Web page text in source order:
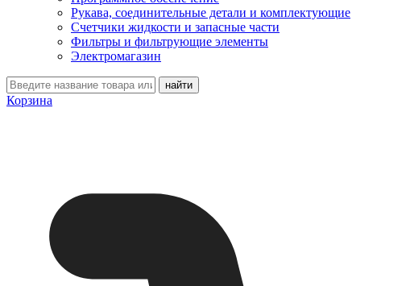
Рукава, соединительные детали и комплектующие
Счетчики жидкости и запасные части
Фильтры и фильтрующие элементы
Электромагазин
Корзина